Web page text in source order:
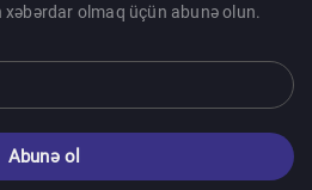
xəbərdar olmaq üçün abunə olun.
Abunə ol